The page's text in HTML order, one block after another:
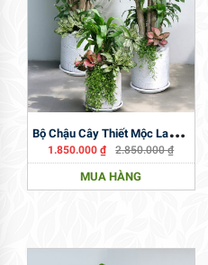
B
Ộ Chậu Cây Thiết Mộc Lan Nội Thất
1.850.000₫ 2.850.000₫
MUA HÀNG